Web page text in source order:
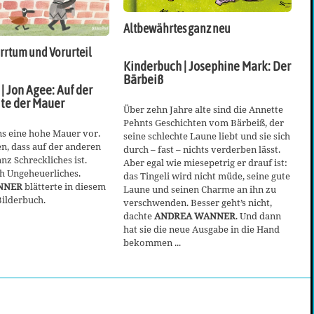
und Vorurteil
Jon Agee: Auf der
der Mauer
eine hohe Mauer vor.
dass auf der anderen
Schreckliches ist.
Ungeheuerliches.
blätterte in diesem
Altbewährtes ganz neu
Kinderbuch | Josephine Mark: Der
Bärbeiß
Über zehn Jahre alte sind die Annette
Pehnts Geschichten vom Bärbeiß, der
seine schlechte Laune liebt und sie sich
durch – fast – nichts verderben lässt.
Aber egal wie miesepetrig er drauf ist:
das Tingeli wird nicht müde, seine gute
Laune und seinen Charme an ihn zu
verschwenden. Besser geht’s nicht,
dachteANDREA WANNER. Und dann
hat sie die neue Ausgabe in die Hand
bekommen ...